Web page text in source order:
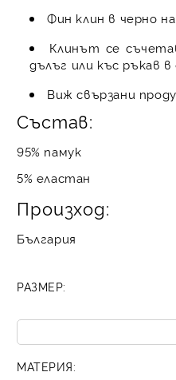
Фин клин в черно
Клинът се
дълъг или къс ръкав
Виж свързани
Състав:
95% памук
5% еластан
Произход:
България
РАЗМЕР:
МАТЕРИЯ: